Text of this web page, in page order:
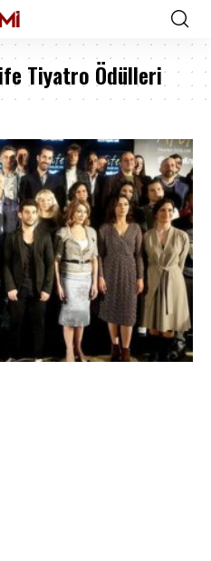
Tiyatro Ödülleri